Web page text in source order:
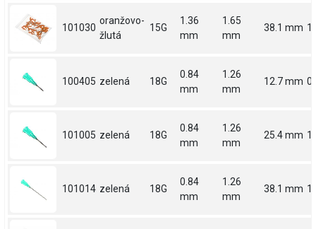
101030
oranžovo-
žlutá
15G
1.36
mm
1.65
mm
38.1 mm
100405 zelená 18G
0.84
mm
1.26
mm
12.7 mm
101005 zelená 18G
0.84
mm
1.26
mm
25.4 mm 1
101014 zelená 18G
0.84
mm
1.26
mm
38.1 mm